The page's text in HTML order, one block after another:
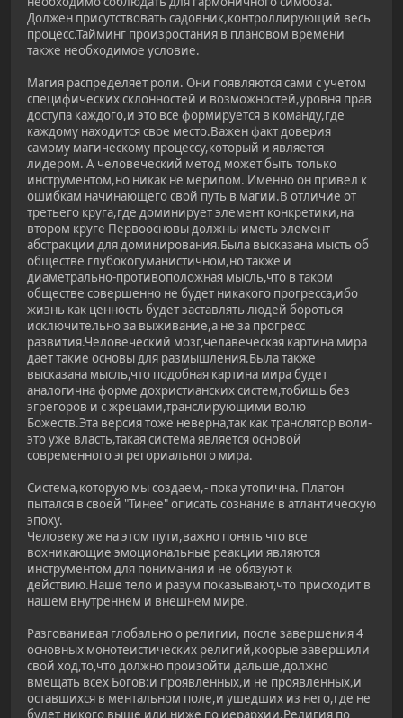
Должен присутствовать садовник,контроллирующий весь
процесс.Тайминг произростания в плановом времени
также необходимое условие.
Магия распределяет роли. Они появляются сами с учетом
специфических склонностей и возможностей,уровня прав
доступа каждого,и это все формируется в команду,где
каждому находится свое место.Важен факт доверия
самому магическому процессу,который и является
лидером. А человеческий метод может быть только
инструментом,но никак не мерилом. Именно он привел к
ошибкам начинающего свой путь в магии.В отличие от
третьего круга,где доминирует элемент конкретики,на
втором круге Первоосновы должны иметь элемент
абстракции для доминирования.Была высказана мысть об
обществе глубокогуманистичном,но также и
диаметрально-противоположная мысль,что в таком
обществе совершенно не будет никакого прогресса,ибо
жизнь как ценность будет заставлять людей бороться
исключительно за выживание,а не за прогресс
развития.Человеческий мозг,челавеческая картина мира
дает такие основы для размышления.Была также
высказана мысль,что подобная картина мира будет
аналогична форме дохристианских систем,тобишь без
эгрегоров и с жрецами,транслирующими волю
Божеств.Эта версия тоже неверна,так как транслятор воли-
это уже власть,такая система является основой
современного эгрегориального мира.
Система,которую мы создаем,- пока утопична. Платон
пытался в своей "Тинее" описать сознание в атлантическую
эпоху.
Человеку же на этом пути,важно понять что все
вохникающие эмоциональные реакции являются
инструментом для понимания и не обязуют к
действию.Наше тело и разум показывают,что присходит в
нашем внутреннем и внешнем мире.
Разгованивая глобально о религии, после завершения 4
основных монотеистических религий,коорые завершили
свой ход,то,что должно произойти дальше,должно
вмещать всех Богов:и проявленных,и не проявленных,и
оставшихся в ментальном поле,и ушедших из него,где не
будет никого выше или ниже по иерархии.Религия по